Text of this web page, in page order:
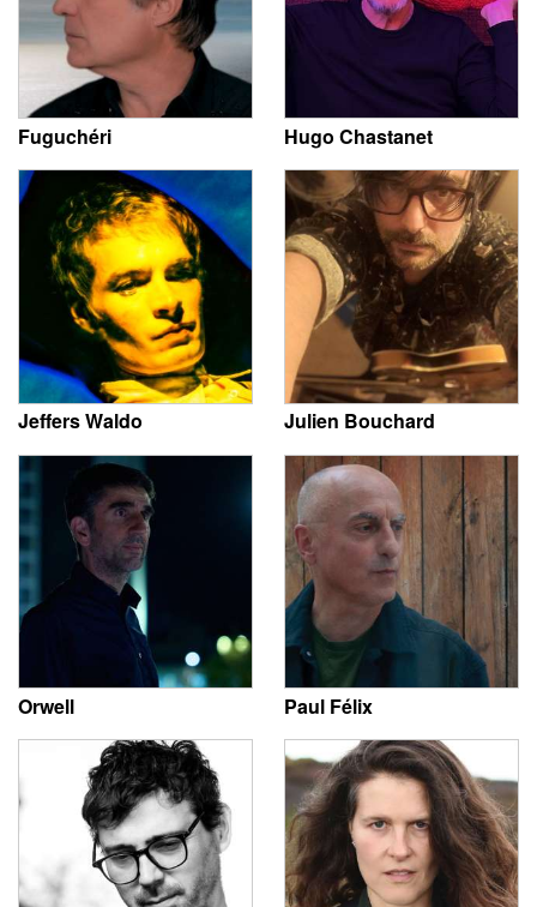
Fuguchéri Hugo Chastanet
Jeffers Waldo Julien Bouchard
Orwell Paul Félix